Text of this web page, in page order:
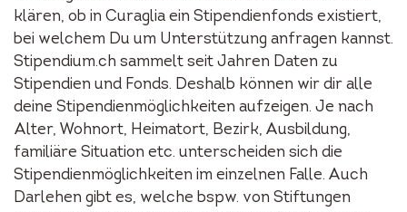
klären, ob in Curaglia ein Stipendienfonds existiert,
bei welchem Du um Unterstützung anfragen kannst.
Stipendium.ch sammelt seit Jahren Daten zu
Stipendien und Fonds. Deshalb können wir dir alle
deine Stipendienmöglichkeiten aufzeigen. Je nach
Alter, Wohnort, Heimatort, Bezirk, Ausbildung,
familiäre Situation etc. unterscheiden sich die
Stipendienmöglichkeiten im einzelnen Falle. Auch
Darlehen gibt es, welche bspw. von Stiftungen